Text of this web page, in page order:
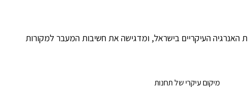
העיקריים בישראל, ומדגישה את חשיבות המעבר למקורות
מיקום עיקרי של תחנות